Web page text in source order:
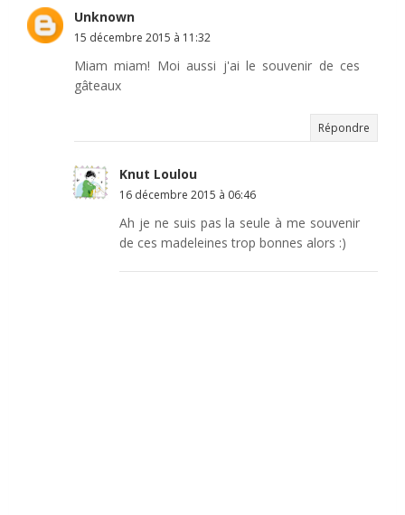
Unknown
15 décembre 2015 à 11:32
Miam miam! Moi aussi j'ai le souvenir de ces
gâteaux
Répondre
Knut Loulou
16 décembre 2015 à 06:46
Ah je ne suis pas la seule à me souvenir
de ces madeleines trop bonnes alors :)